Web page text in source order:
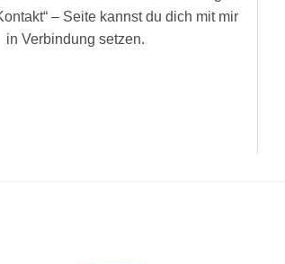
– Seite kannst du dich mit mir
in Verbindung setzen.